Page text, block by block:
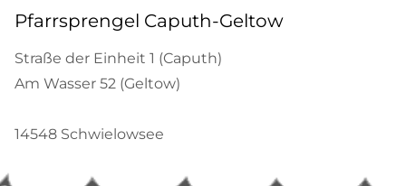
Pfarrsprengel Caputh-Geltow
Straße der Einheit 1 (Caputh)
Am Wasser 52 (Geltow)
14548 Schwielowsee